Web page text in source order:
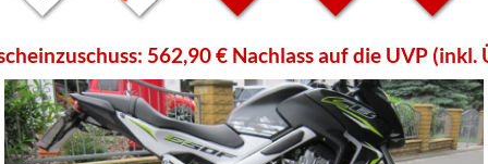
562,90 € Nachlass auf die UVP (inkl.